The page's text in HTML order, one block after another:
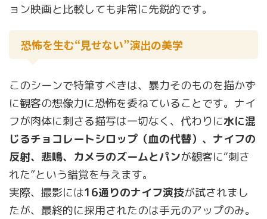
ョン映画と比較しても非常に先鋭的です。
恐怖を生む“見せない”演出の美学
このシーンで特筆すべきは、暴力そのものを描かず
に観客の想像力に恐怖を委ねていることです。ナイ
フが肉体に刺さる描写は一切なく、代わりに水に混
じるチョコレートシロップ（血の代替）、ナイフの
反射、悲鳴、カメラのズームとパンが観客に“刺さ
れた”という錯覚を与えます。
実際、撮影には16通りのナイフ演技が試されまし
たが、最終的に採用されたのは手元のアップのみ。